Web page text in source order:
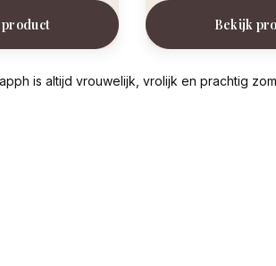
Bekijk
is altijd vrouwelijk, vrolijk en prachtig